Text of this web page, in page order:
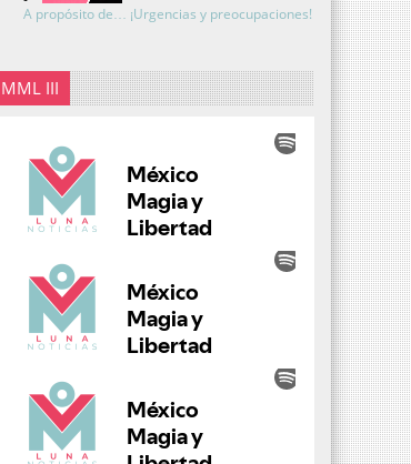
A propósito de… ¡Urgencias y preocupaciones!
MML III